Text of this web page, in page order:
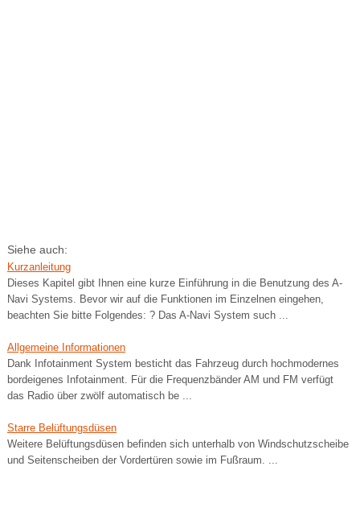
Siehe auch:
Kurzanleitung
Dieses Kapitel gibt Ihnen eine kurze Einführung in die Benutzung des A-
Navi Systems. Bevor wir auf die Funktionen im Einzelnen eingehen,
beachten Sie bitte Folgendes: ? Das A-Navi System such ...
Allgemeine Informationen
Dank Infotainment System besticht das Fahrzeug durch hochmodernes
bordeigenes Infotainment. Für die Frequenzbänder AM und FM verfügt
das Radio über zwölf automatisch be ...
Starre Belüftungsdüsen
Weitere Belüftungsdüsen befinden sich unterhalb von Windschutzscheibe
und Seitenscheiben der Vordertüren sowie im Fußraum. ...